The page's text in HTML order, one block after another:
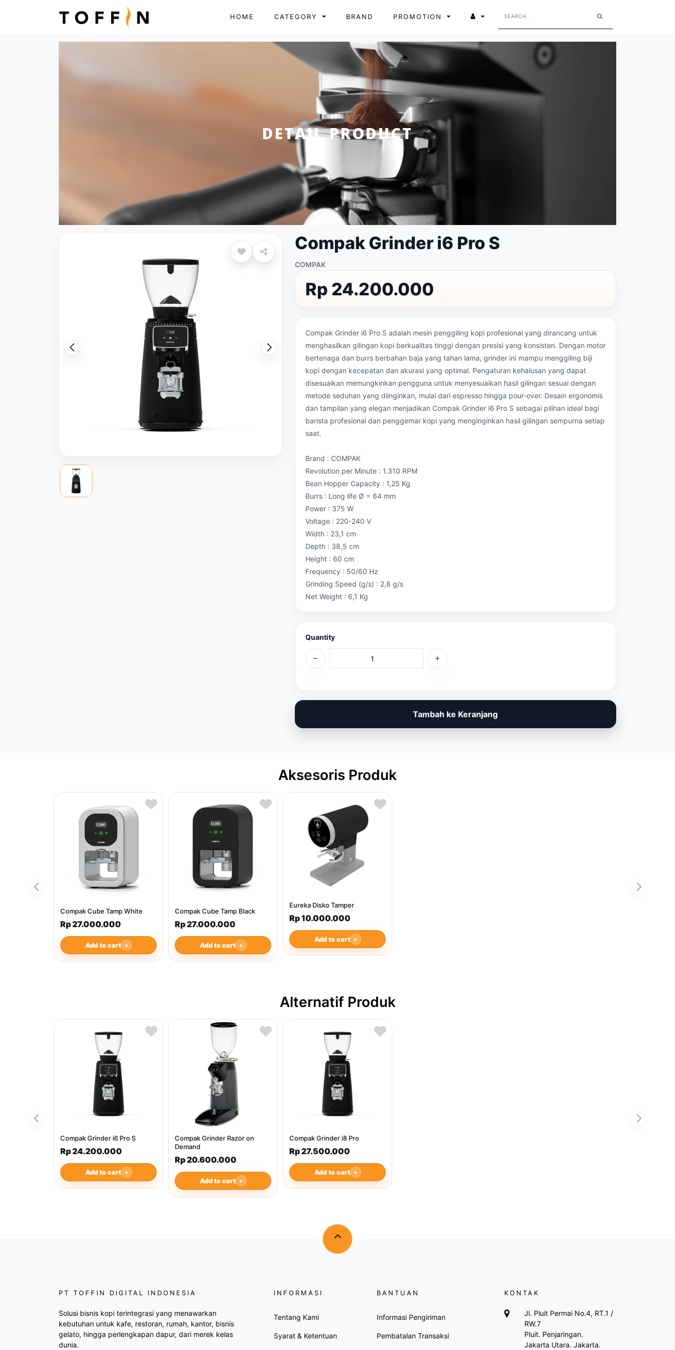
HOME CATEGORY BRAND PROMOTION
DETAIL PRODUCT
Compak Grinder i6 Pro S
COMPAK
Rp 24.200.000
Compak Grinder i6 Pro S adalah mesin penggiling kopi profesional yang dirancang untuk
menghasilkan gilingan kopi berkualitas tinggi dengan presisi yang konsisten. Dengan motor
bertenaga dan burrs berbahan baja yang tahan lama, grinder ini mampu menggiling biji
kopi dengan kecepatan dan akurasi yang optimal. Pengaturan kehalusan yang dapat
disesuaikan memungkinkan pengguna untuk menyesuaikan hasil gilingan sesuai dengan
metode seduhan yang diinginkan, mulai dari espresso hingga pour-over. Desain ergonomis
dan tampilan yang elegan menjadikan Compak Grinder i6 Pro S sebagai pilihan ideal bagi
barista profesional dan penggemar kopi yang menginginkan hasil gilingan sempurna setiap
saat.
Brand : COMPAK
Revolution per Minute : 1.310 RPM
Bean Hopper Capacity : 1,25 Kg
Burrs : Long life Ø = 64 mm
Power : 375 W
Voltage : 220-240 V
Width : 23,1 cm
Depth : 38,5 cm
Height : 60 cm
Frequency : 50/60 Hz
Grinding Speed (g/s) : 2,8 g/s
Net Weight : 6,1 Kg
Quantity
Tambah ke Keranjang
Aksesoris Produk
Compak Cube Tamp White
Rp 27.000.000
Add to cart ＋
Compak Cube Tamp Black
Rp 27.000.000
Add to cart ＋
Eureka Disko Tamper
Rp 10.000.000
Add to cart ＋
Alternatif Produk
Compak Grinder i6 Pro S
Rp 24.200.000
Add to cart ＋
Compak Grinder Razor on
Demand
Rp 20.600.000
Add to cart ＋
Compak Grinder i8 Pro
Rp 27.500.000
Add to cart ＋
PT TOFFIN DIGITAL INDONESIA
Solusi bisnis kopi terintegrasi yang menawarkan
kebutuhan untuk kafe, restoran, rumah, kantor, bisnis
gelato, hingga perlengkapan dapur, dari merek kelas
dunia.
INFORMASI
Tentang Kami
Syarat & Ketentuan
BANTUAN
Informasi Pengiriman
Pembatalan Transaksi
KONTAK
Jl. Pluit Permai No.4, RT.1 /
RW.7
Pluit. Penjaringan.
Jakarta Utara. Jakarta.